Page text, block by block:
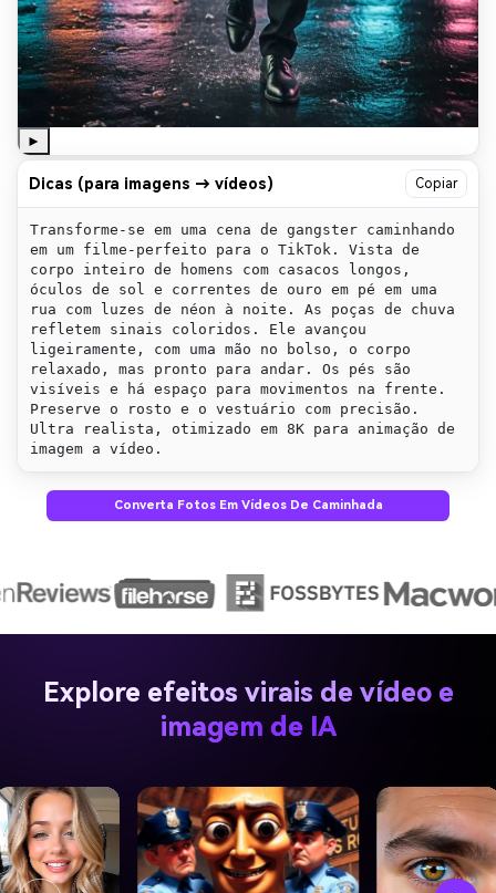
►
Dicas (para imagens → vídeos) Copiar
Transforme-se em uma cena de gangster caminhando
em um filme-perfeito para o TikTok. Vista de
corpo inteiro de homens com casacos longos,
óculos de sol e correntes de ouro em pé em uma
rua com luzes de néon à noite. As poças de chuva
refletem sinais coloridos. Ele avançou
ligeiramente, com uma mão no bolso, o corpo
relaxado, mas pronto para andar. Os pés são
visíveis e há espaço para movimentos na frente.
Preserve o rosto e o vestuário com precisão.
Ultra realista, otimizado em 8K para animação de
imagem a vídeo.
Converta Fotos Em Vídeos De Caminhada
Explore efeitos virais de vídeo e
imagem de IA